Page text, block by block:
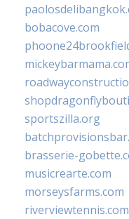
bobacove.com
sportszilla.org
brasserie-
musicrearte.com
morseysfarms.com
riverviewtennis.com